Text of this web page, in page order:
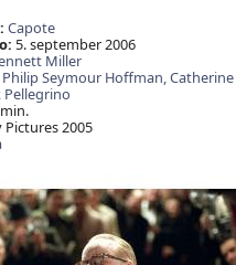
Capote
5. september 2006
Miller
Philip Seymour Hoffman,
Pellegrino
Pictures 2005